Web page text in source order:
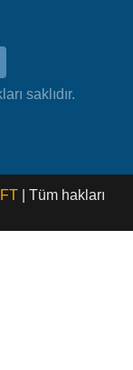
saklıdır.
| Tüm hakları